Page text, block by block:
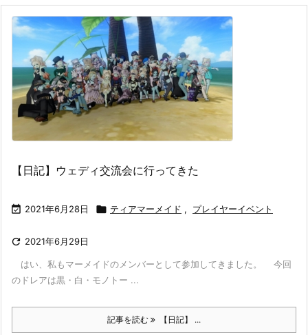
【日記】ウェディ交流会に行ってきた
 2021年6月28日  ティアマーメイド , プレイヤーイベント
 2021年6月29日
はい、私もマーメイドのメンバーとして参加してきました。 今回
のドレアは黒・白・モノトー ...
記事を読む 【日記】 ...